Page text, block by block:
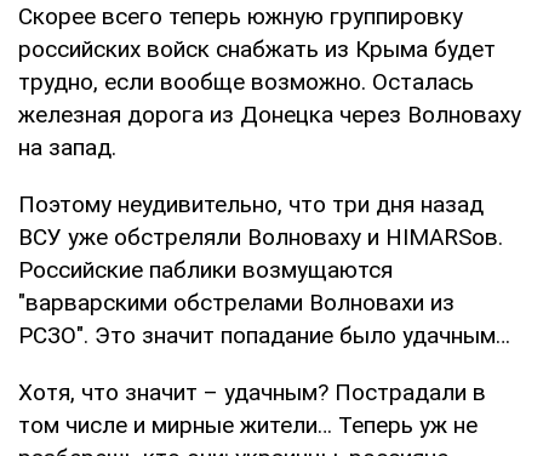
Скорее всего теперь южную группировку
российских войск снабжать из Крыма будет
трудно, если вообще возможно. Осталась
железная дорога из Донецка через Волноваху
на запад.
Поэтому неудивительно, что три дня назад
ВСУ уже обстреляли Волноваху и HIMARSов.
Российские паблики возмущаются
"варварскими обстрелами Волновахи из
РСЗО". Это значит попадание было удачным…
Хотя, что значит – удачным? Пострадали в
том числе и мирные жители… Теперь уж не